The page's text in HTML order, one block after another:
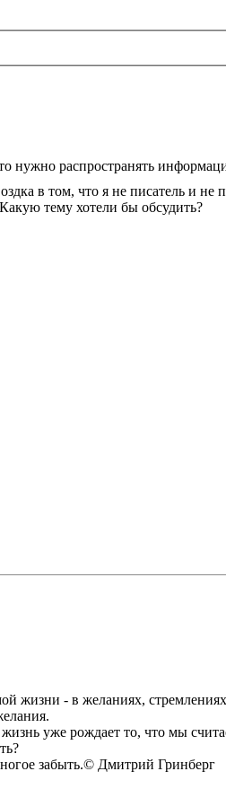
нужно распространять
в том, что я не писатель и
тему хотели бы обсудить?
жизни - в желаниях,
уже рождает то, что мы
забыть.© Дмитрий Гринберг